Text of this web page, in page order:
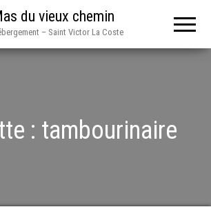
du vieux chemin
– Saint Victor La Coste
: tambourinaire